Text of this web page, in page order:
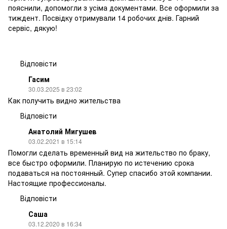
пояснили, допомогли з усіма документами. Все оформили за
тиждент. Посвідку отримували 14 робочих днів. Гарний
сервіс, дякую!
Відповісти
Гасим
30.03.2025 в 23:02
Как получить видно жительства
Відповісти
Анатолий Мигушев
03.02.2021 в 15:14
Помогли сделать временный вид на жительство по браку,
все быстро оформили. Планирую по истечению срока
подаваться на постоянный. Супер спасибо этой компании.
Настоящие профессионалы.
Відповісти
Саша
03.12.2020 в 16:34